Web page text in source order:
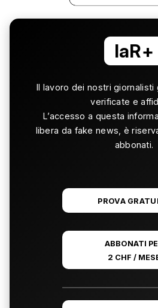
laR+
Il lavoro dei nostri giornalisti
verificate e
L’accesso a questa
libera da fake news, è
abbonati.
PROVA
ABBONATI
2 CHF /